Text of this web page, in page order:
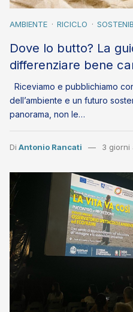
AMBIENTE RICICLO
Dove lo butto? La
differenziare bene
Riceviamo e pubblichiamo
dell’ambiente e un futuro
panorama, non le…
Di Antonio Rancati 3 giorni